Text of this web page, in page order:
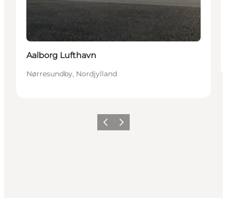
Aalborg Lufthavn
Nørresundby, Nordjylland
ForrigeNæste